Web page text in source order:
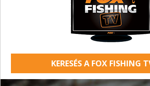
KERESÉS A FOX FISHING